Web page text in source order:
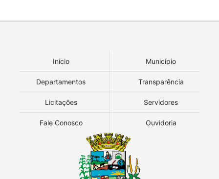
Início Município
Departamentos Transparência
Licitações Servidores
Fale Conosco Ouvidoria